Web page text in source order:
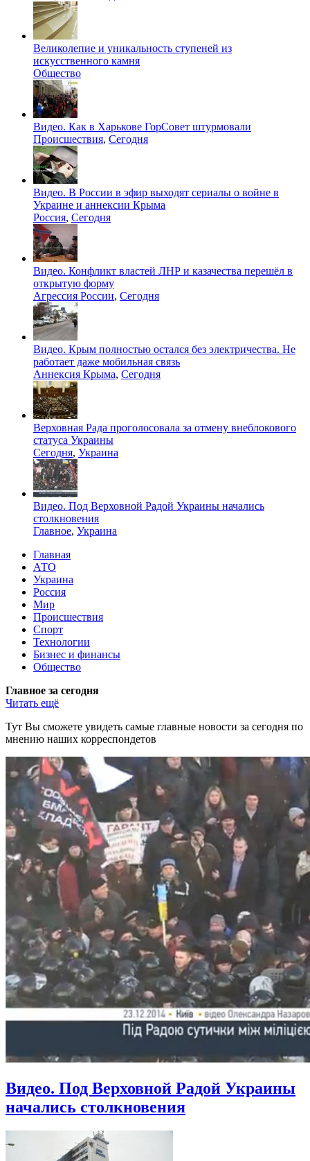
Великолепие и уникальность ступеней из
искусственного камня
Общество
Видео. Как в Харькове ГорСовет штурмовали
Происшествия, Сегодня
Видео. В России в эфир выходят сериалы о войне в
Украине и аннексии Крыма
Россия, Сегодня
Видео. Конфликт властей ЛНР и казачества перешёл в
открытую форму
Агрессия России, Сегодня
Видео. Крым полностью остался без электричества. Не
работает даже мобильная связь
Аннексия Крыма, Сегодня
Верховная Рада проголосовала за отмену внеблокового
статуса Украины
Сегодня, Украина
Видео. Под Верховной Радой Украины начались
столкновения
Главное, Украина
Главная
АТО
Украина
Россия
Мир
Происшествия
Спорт
Технологии
Бизнес и финансы
Общество
Главное за сегодня
Читать ещё
Тут Вы сможете увидеть самые главные новости за сегодня по
мнению наших корреспондетов
Видео. Под Верховной Радой Украины
начались столкновения